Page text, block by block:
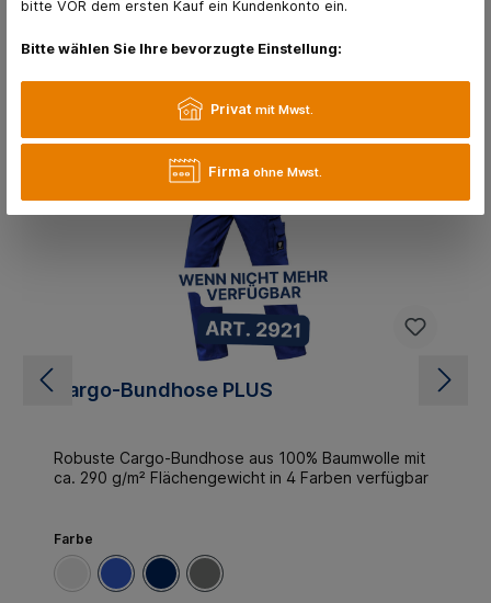
Cargo-Bundhose PLUS
Robuste Cargo-Bundhose aus 100% Baumwolle mit
ca. 290 g/m² Flächengewicht in 4 Farben verfügbar
Farbe
bitte VOR dem ersten Kauf ein Kundenkonto ein.
Bitte wählen Sie Ihre bevorzugte Einstellung:
Privat mit Mwst.
Firma ohne Mwst.